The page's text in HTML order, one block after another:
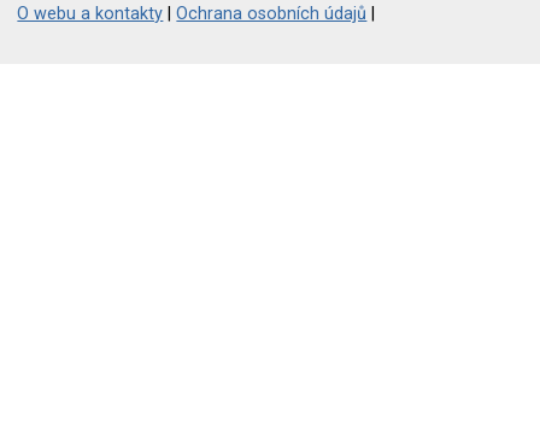
O webu a kontakty |Ochrana osobních údajů